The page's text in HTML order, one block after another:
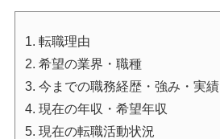
1. 転職理由
2. 希望の業界・職種
3. 今までの職務経歴・強み・実績
4. 現在の年収・希望年収
5. 現在の転職活動状況